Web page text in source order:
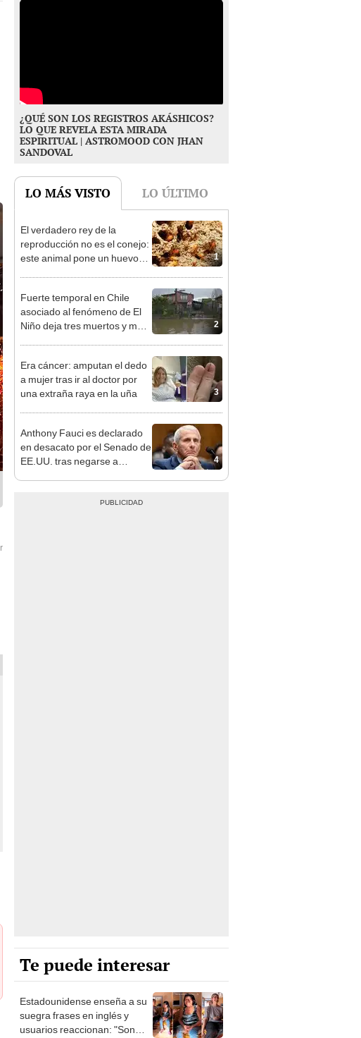
¿QUÉ SON LOS REGISTROS AKÁSHICOS?
LO QUE REVELA ESTA MIRADA
ESPIRITUAL | ASTROMOOD CON JHAN
SANDOVAL
LO MÁS VISTO LO ÚLTIMO
1
El verdadero rey de la
reproducción no es el conejo:
este animal pone un huevo
cada tres segundos, vive
hasta 50 años y solo no
habita la Antártida
2
Fuerte temporal en Chile
asociado al fenómeno de El
Niño deja tres muertos y más
de 300.000 personas sin luz
3
Era cáncer: amputan el dedo
a mujer tras ir al doctor por
una extraña raya en la uña
4
Anthony Fauci es declarado
en desacato por el Senado de
EE.UU. tras negarse a
responder preguntas sobre el
covid-19
Te puede interesar
Estadounidense enseña a su
suegra frases en inglés y
usuarios reaccionan: "Son